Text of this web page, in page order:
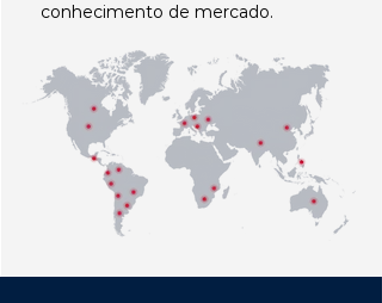
conhecimento de mercado.